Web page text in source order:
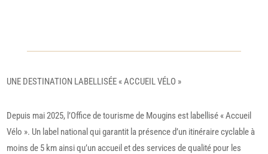
UNE DESTINATION LABELLISÉE « ACCUEIL VÉLO »
Depuis mai 2025, l’Office de tourisme de Mougins est labellisé « Accueil
Vélo ». Un label national qui garantit la présence d’un itinéraire cyclable à
moins de 5 km ainsi qu’un accueil et des services de qualité pour les